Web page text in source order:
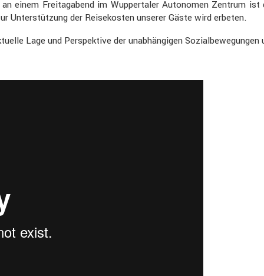
einem Freitag­abend im Wupper­taler Autonomen Zentrum
Unter­stüt­zung der Reise­kosten unserer Gäste wird erbeten.
Lage und Perspek­tive der unabhän­gigen